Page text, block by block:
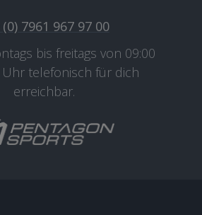
(0) 7961 967 97 00
bis freitags von 09:00
Uhr telefonisch für dich
erreichbar.